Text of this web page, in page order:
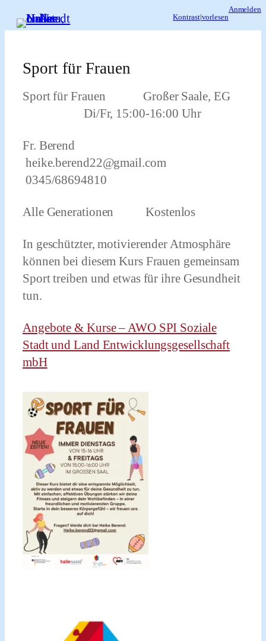
Zum
Inhalt
Kontrast|vorlesen
Anmelden
Sport für Frauen
Sport für Frauen Großer Saale, EG
Di/Fr, 15:00-16:00 Uhr
Fr. Berend
heike.berend22@gmail.com
0345/68694810
Alle Generationen Kostenlos
In geschützter, motivierender Atmosphäre
können bei diesem Kurs Frauen gemeinsam
Sport treiben und etwas für ihre Gesundheit
tun.
Angebote & Kurse – AWO SPI Soziale
Stadt und Land Entwicklungsgesellschaft
mbH